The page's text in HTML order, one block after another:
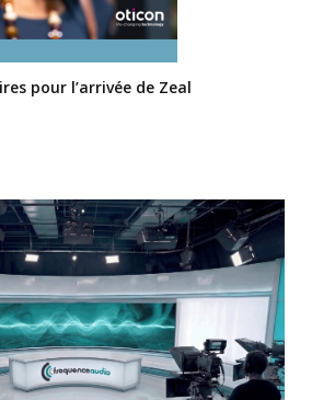
pour l’arrivée de Zeal